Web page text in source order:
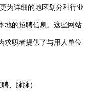
为详细的地区划分和行业
地的招聘信息。这些网站
求职者提供了与用人单位
、脉脉）